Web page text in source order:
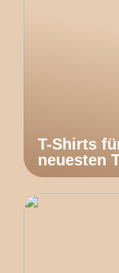
T-Shirts
neuesten